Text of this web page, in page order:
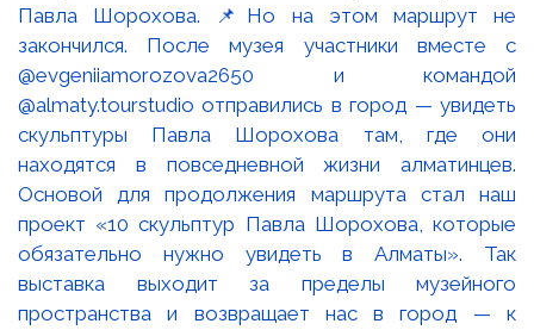
Павла Шорохова. 📌Но на этом маршрут не
закончился. После музея участники вместе с
@evgeniiamorozova2650 и командой
@almaty.tourstudio отправились в город — увидеть
скульптуры Павла Шорохова там, где они
находятся в повседневной жизни алматинцев.
Основой для продолжения маршрута стал наш
проект «10 скульптур Павла Шорохова, которые
обязательно нужно увидеть в Алматы». Так
выставка выходит за пределы музейного
пространства и возвращает нас в город — к